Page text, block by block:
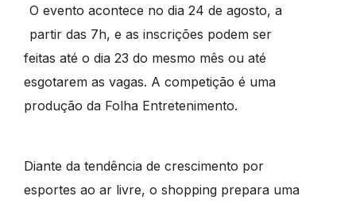
O evento acontece no dia 24 de agosto, a
partir das 7h, e as inscrições podem ser
feitas até o dia 23 do mesmo mês ou até
esgotarem as vagas. A competição é uma
produção da Folha Entretenimento.
Diante da tendência de crescimento por
esportes ao ar livre, o shopping prepara uma